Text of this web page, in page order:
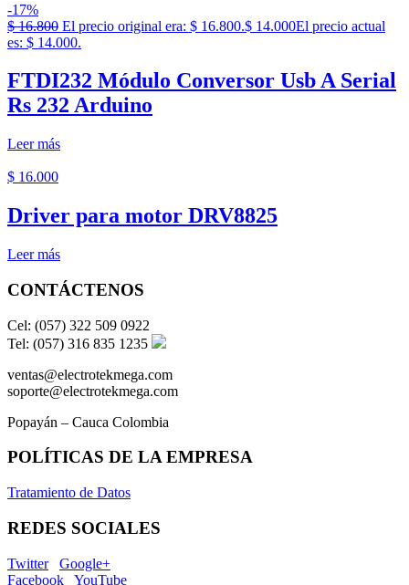
-17%
$16.800 El precio original era: $ 16.800.$ 14.000El precio actual
es: $ 14.000.
FTDI232 Módulo Conversor Usb A Serial
Rs 232 Arduino
Leer más
$ 16.000
Driver para motor DRV8825
Leer más
CONTÁCTENOS
Cel: (057) 322 509 0922
Tel: (057) 316 835 1235
ventas@electrotekmega.com
soporte@electrotekmega.com
Popayán – Cauca Colombia
POLÍTICAS DE LA EMPRESA
Tratamiento de Datos
REDES SOCIALES
Twitter
Google+
Facebook
YouTube